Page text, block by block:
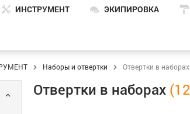
ИНСТРУМЕНТ ЭКИПИРОВКА
Наборы и отвертки Отвертки в наборах
Отвертки в наборах